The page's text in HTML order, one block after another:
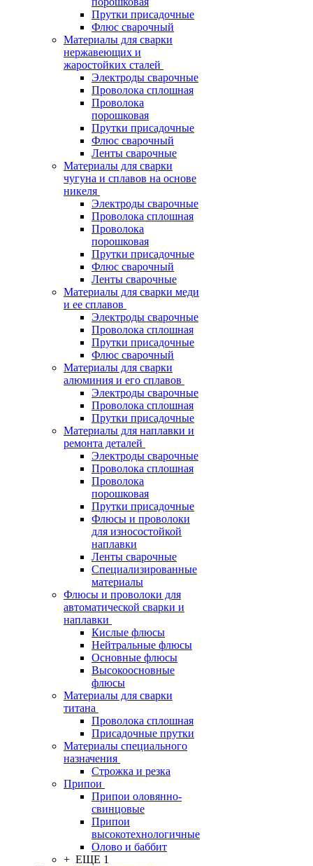
Прутки присадочные
Флюс сварочный
Материалы для сварки
нержавеющих и
жаростойких сталей
Электроды сварочные
Проволока сплошная
Проволока
порошковая
Прутки присадочные
Флюс сварочный
Ленты сварочные
Материалы для сварки
чугуна и сплавов на основе
никеля
Электроды сварочные
Проволока сплошная
Проволока
порошковая
Прутки присадочные
Флюс сварочный
Ленты сварочные
Материалы для сварки меди
и ее сплавов
Электроды сварочные
Проволока сплошная
Прутки присадочные
Флюс сварочный
Материалы для сварки
алюминия и его сплавов
Электроды сварочные
Проволока сплошная
Прутки присадочные
Материалы для наплавки и
ремонта деталей
Электроды сварочные
Проволока сплошная
Проволока
порошковая
Прутки присадочные
Флюсы и проволоки
для износостойкой
наплавки
Ленты сварочные
Специализированные
материалы
Флюсы и проволоки для
автоматической сварки и
наплавки
Кислые флюсы
Нейтральные флюсы
Основные флюсы
Высокоосновные
флюсы
Материалы для сварки
титана
Проволока сплошная
Присадочные прутки
Материалы специального
назначения
Строжка и резка
Припои
Припои оловянно-
свинцовые
Припои
высокотехнологичные
Олово и баббит
+ ЕЩЕ 1